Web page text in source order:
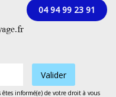
04 94 99 23 91
Valider
informé(e) de votre droit à vous